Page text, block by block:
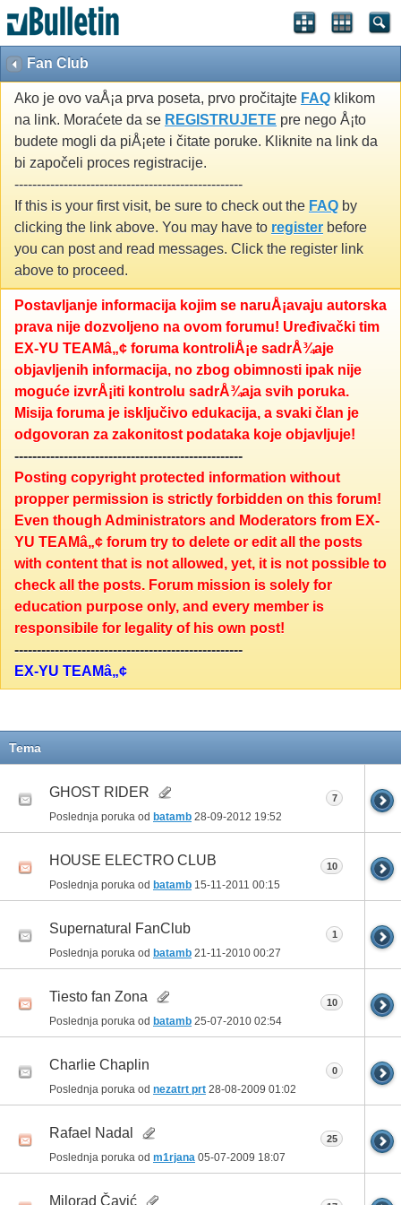
Fan Club
Ako je ovo vaÅ¡a prva poseta, prvo pročitajte FAQ klikom
na link. Moraćete da se REGISTRUJETE pre nego Å¡to
budete mogli da piÅ¡ete i čitate poruke. Kliknite na link da
bi započeli proces registracije.
---------------------------------------------------
If this is your first visit, be sure to check out the FAQ by
clicking the link above. You may have to register before
you can post and read messages. Click the register link
above to proceed.
Postavljanje informacija kojim se naruÅ¡avaju autorska
prava nije dozvoljeno na ovom forumu! Uređivački tim
EX-YU TEAMâ„¢ foruma kontroliÅ¡e sadrÅ¾aje
objavljenih informacija, no zbog obimnosti ipak nije
moguće izvrÅ¡iti kontrolu sadrÅ¾aja svih poruka.
Misija foruma je isključivo edukacija, a svaki član je
odgovoran za zakonitost podataka koje objavljuje!
---------------------------------------------------
Posting copyright protected information without
propper permission is strictly forbidden on this forum!
Even though Administrators and Moderators from EX-
YU TEAMâ„¢ forum try to delete or edit all the posts
with content that is not allowed, yet, it is not possible to
check all the posts. Forum mission is solely for
education purpose only, and every member is
responsibile for legality of his own post!
---------------------------------------------------
EX-YU TEAMâ„¢
Tema
GHOST RIDER
Poslednja poruka od batamb 28-09-2012 19:52
7
HOUSE ELECTRO CLUB
Poslednja poruka od batamb 15-11-2011 00:15
10
Supernatural FanClub
Poslednja poruka od batamb 21-11-2010 00:27
1
Tiesto fan Zona
Poslednja poruka od batamb 25-07-2010 02:54
10
Charlie Chaplin
Poslednja poruka od nezatrt prt 28-08-2009 01:02
0
Rafael Nadal
Poslednja poruka od m1rjana 05-07-2009 18:07
25
Milorad Čavić